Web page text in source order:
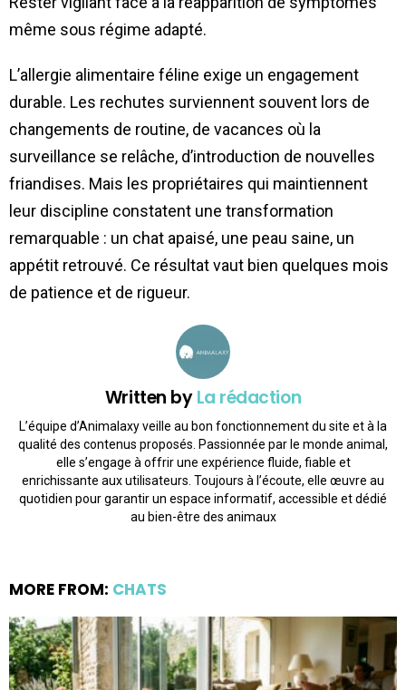
même sous régime adapté.
L’allergie alimentaire féline exige un engagement
durable. Les rechutes surviennent souvent lors de
changements de routine, de vacances où la
surveillance se relâche, d’introduction de nouvelles
friandises. Mais les propriétaires qui maintiennent
leur discipline constatent une transformation
remarquable : un chat apaisé, une peau saine, un
appétit retrouvé. Ce résultat vaut bien quelques mois
de patience et de rigueur.
Written byLa rédaction
L’équipe d’Animalaxy veille au bon fonctionnement du site et à la
qualité des contenus proposés. Passionnée par le monde animal,
elle s’engage à offrir une expérience fluide, fiable et
enrichissante aux utilisateurs. Toujours à l’écoute, elle œuvre au
quotidien pour garantir un espace informatif, accessible et dédié
au bien-être des animaux
MORE FROM: CHATS